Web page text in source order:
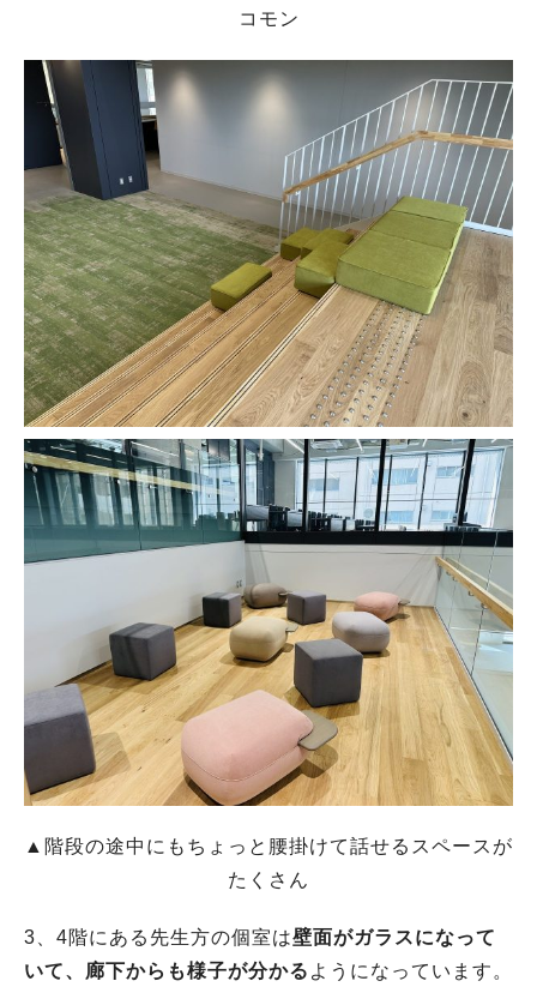
コモン
▲階段の途中にもちょっと腰掛けて話せるスペースが
たくさん
3、4階にある先生方の個室は壁面がガラスになって
いて、廊下からも様子が分かる ようになっています。